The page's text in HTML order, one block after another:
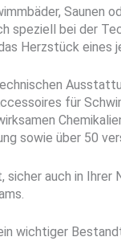
Saunen
speziell bei der
Herzstück eines
für
sowie über 50
sicher auch in Ihrer
wichtiger